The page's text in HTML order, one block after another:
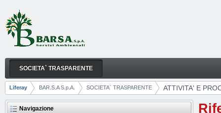
Salta al contenuto
ATTIVITA' E PROCEDIMENTI
Navigazione
SOCIETA` TRASPARENTE
Breadcrumb
Liferay BAR.S.A S.p.A. SOCIETA` TRASPARENTE ATTIVITA' E
Navigazione